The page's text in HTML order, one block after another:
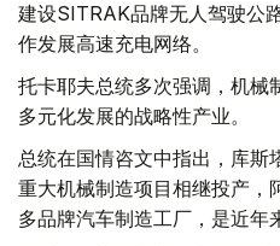
建设SITRAK品牌无人驾驶公
作发展高速充电网络。
托卡耶夫总统多次强调，机械
多元化发展的战略性产业。
总统在国情咨文中指出，库斯
重大机械制造项目相继投产，
多品牌汽车制造工厂，是近年